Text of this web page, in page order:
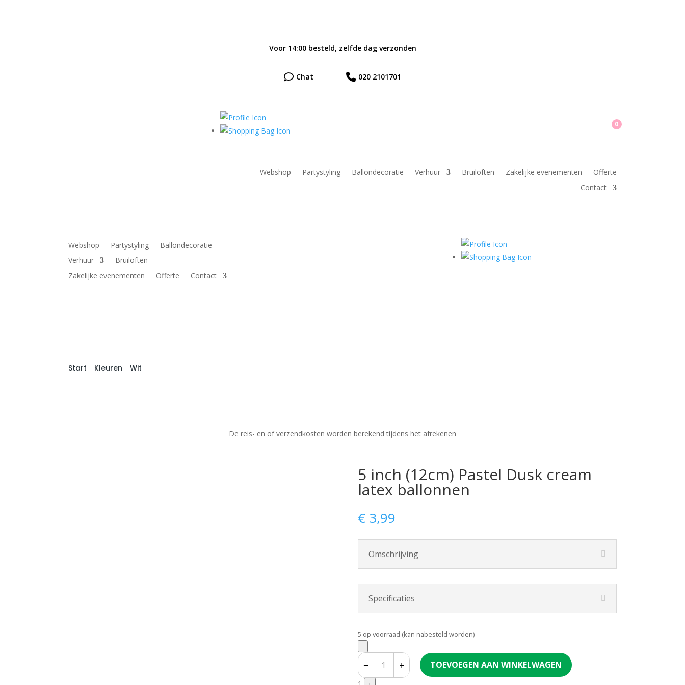
Voor 14:00 besteld, zelfde dag verzonden
Chat 020 2101701
0
Webshop Partystyling Ballondecoratie Verhuur Bruiloften Zakelijke evenementen
Offerte
Contact
Webshop Partystyling
Ballondecoratie
Verhuur
Bruiloften
Zakelijke evenementen
Offerte Contact
Start Kleuren /Wit
De reis- en of verzendkosten worden berekend tijdens het afrekenen
5 inch (12cm) Pastel Dusk cream
latex ballonnen
€3,99
Omschrijving
Specificaties
5 op voorraad (kan nabesteld worden)
Quantity
-
− + TOEVOEGEN AAN WINKELWAGEN